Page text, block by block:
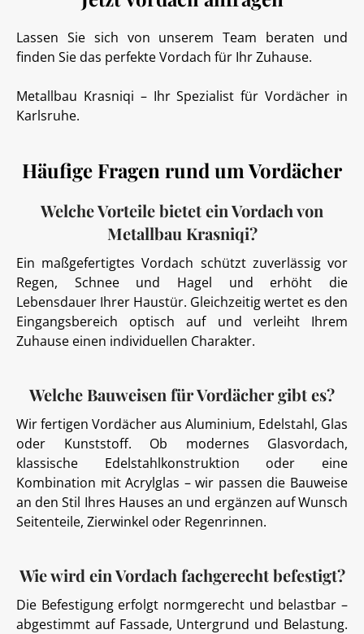
Lassen Sie sich von unserem Team beraten und
finden Sie das perfekte Vordach für Ihr Zuhause.
Metallbau Krasniqi – Ihr Spezialist für Vordächer in
Karlsruhe.
Häufige Fragen rund um Vordächer
Welche Vorteile bietet ein Vordach von
Metallbau Krasniqi?
Ein maßgefertigtes Vordach schützt zuverlässig vor
Regen, Schnee und Hagel und erhöht die
Lebensdauer Ihrer Haustür. Gleichzeitig wertet es den
Eingangsbereich optisch auf und verleiht Ihrem
Zuhause einen individuellen Charakter.
Welche Bauweisen für Vordächer gibt es?
Wir fertigen Vordächer aus Aluminium, Edelstahl, Glas
oder Kunststoff. Ob modernes Glasvordach,
klassische Edelstahlkonstruktion oder eine
Kombination mit Acrylglas – wir passen die Bauweise
an den Stil Ihres Hauses an und ergänzen auf Wunsch
Seitenteile, Zierwinkel oder Regenrinnen.
Wie wird ein Vordach fachgerecht befestigt?
Die Befestigung erfolgt normgerecht und belastbar –
abgestimmt auf Fassade, Untergrund und Belastung.